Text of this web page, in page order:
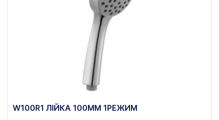
W100R1 ЛІЙКА 100ММ 1РЕЖИМ